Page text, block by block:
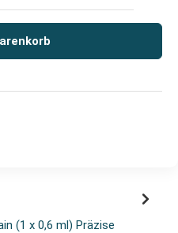
(1 x 0,6 ml) Präzise